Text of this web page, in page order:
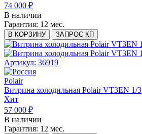
74 000 ₽
В наличии
Гарантия: 12 мес.
В КОРЗИНУ ЗАПРОС КП
Артикул: 36919
Polair
Витрина холодильная Polair VT3EN 1/3
Хит
57 000 ₽
В наличии
Гарантия: 12 мес.